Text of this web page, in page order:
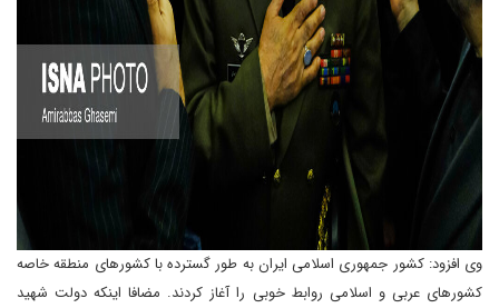
وی افزود: کشور جمهوری اسلامی ایران به طور گسترده با کشورهای منطقه خاصه
کشورهای عربی و اسلامی روابط خوبی را آغاز کردند. مضافا اینکه دولت شهید